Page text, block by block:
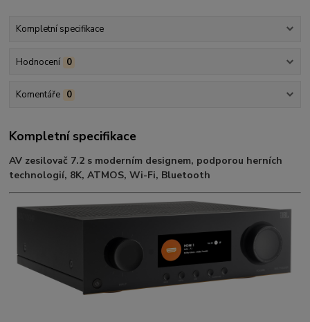
Kompletní specifikace
Hodnocení 0
Komentáře 0
Kompletní specifikace
AV zesilovač 7.2 s moderním designem, podporou herních
technologií, 8K, ATMOS, Wi-Fi, Bluetooth